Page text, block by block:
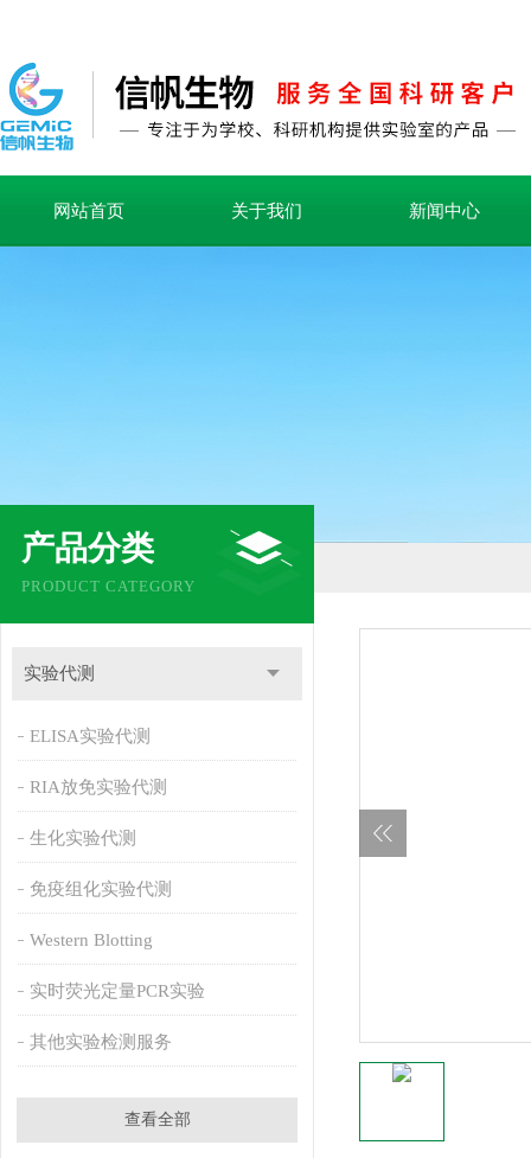
网站首页 关于我们 新闻中心
产品分类
PRODUCT CATEGORY
实验代测
ELISA实验代测
RIA放免实验代测
生化实验代测
免疫组化实验代测
Western Blotting
实时荧光定量PCR实验
其他实验检测服务
查看全部